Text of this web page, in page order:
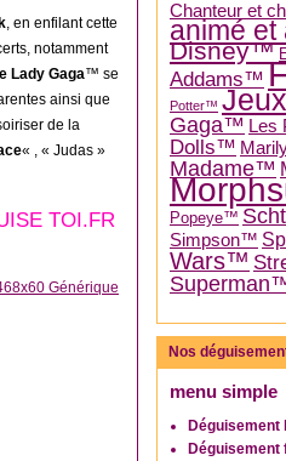
, en enfilant cette
notamment
Lady Gaga™ se
ainsi que
de la
« , « Judas »
TOI.FR
Chanteur et
animé et
Disney™
Addams™
Potter™ Jeux
Gaga™ Les
Dolls™
Madame™
Popeye™
Simpson™
Wars™
Nos
menu simple
Déguisement
Déguisement